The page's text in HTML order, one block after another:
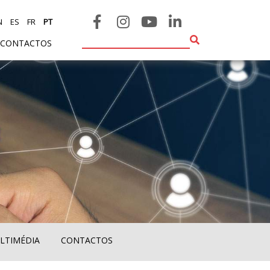
CONTACTOS
ES FR PT
CONTACTOS